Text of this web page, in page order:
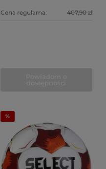
Cena regularna: 407,90 zł